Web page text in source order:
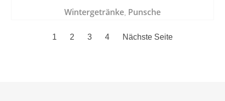
Wintergetränke Punsche
1 2 3 4 Nächste Seite